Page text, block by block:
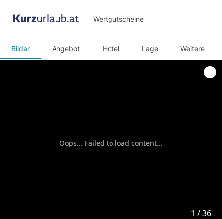
Wertgutscheine
Bilder Angebot Hotel Lage Weitere
Oops... Failed to load content...
1 /36
Oops... Failed to load content...
1 /36